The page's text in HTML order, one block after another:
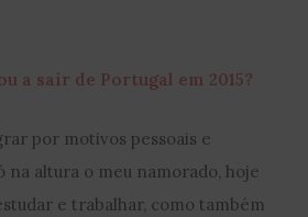
a sair de Portugal em 2015?
por motivos pessoais e
na altura o meu namorado, hoje
e trabalhar, como também